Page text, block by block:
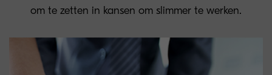
om te zetten in kansen om slimmer te werken.